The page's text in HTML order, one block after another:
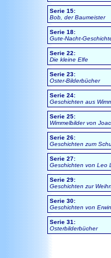
Serie 15:
Bob, der Baumeister
Serie 18:
Gute-Nacht-
Serie 22:
Die kleine Elfe
Serie 23:
Oster-Bilderbücher
Serie 24:
Geschichten aus
Serie 25:
Wimmelbilder von
Serie 26:
Geschichten zum
Serie 27:
Geschichten von Leo
Serie 29:
Geschichten zur
Serie 30:
Geschichten von
Serie 31:
Osterbilderbücher